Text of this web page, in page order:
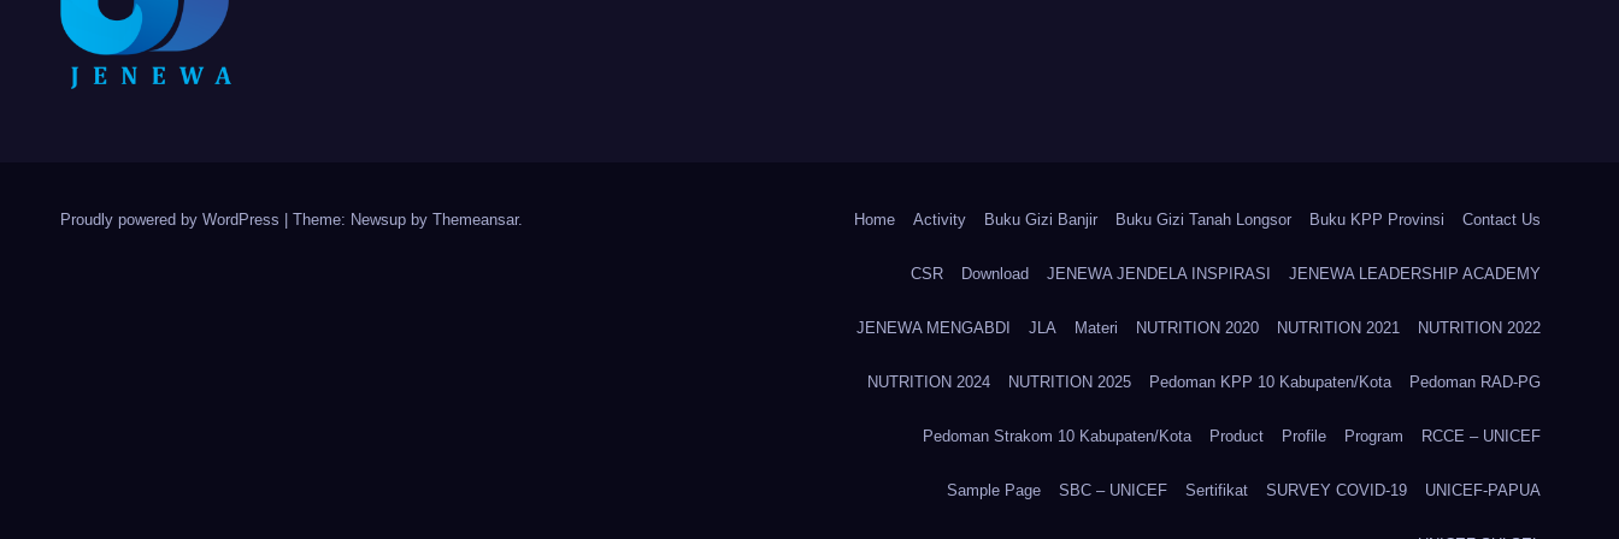
Proudly powered by WordPress Theme: Newsup by Themeansar. Home Activity Buku Gizi Banjir Buku Gizi Tanah Longsor Buku KPP Provinsi Contact Us
CSR Download JENEWA JENDELA INSPIRASI JENEWA LEADERSHIP ACADEMY
JENEWA MENGABDI JLA Materi NUTRITION 2020 NUTRITION 2021 NUTRITION 2022
NUTRITION 2024 NUTRITION 2025 Pedoman KPP 10 Kabupaten/Kota Pedoman RAD-PG
Pedoman Strakom 10 Kabupaten/Kota Product Profile Program RCCE – UNICEF
Sample Page SBC – UNICEF Sertifikat SURVEY COVID-19 UNICEF-PAPUA